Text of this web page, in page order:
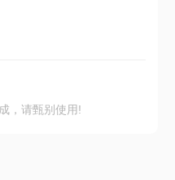
，请甄别使用!